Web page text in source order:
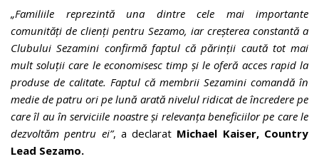
„Familiile reprezintă una dintre cele mai importante
comunități de clienți pentru Sezamo, iar creșterea constantă a
Clubului Sezamini confirmă faptul că părinții caută tot mai
mult soluții care le economisesc timp și le oferă acces rapid la
produse de calitate. Faptul că membrii Sezamini comandă în
medie de patru ori pe lună arată nivelul ridicat de încredere pe
care îl au în serviciile noastre și relevanța beneficiilor pe care le
dezvoltăm pentru ei”, a declarat Michael Kaiser, Country
Lead Sezamo.